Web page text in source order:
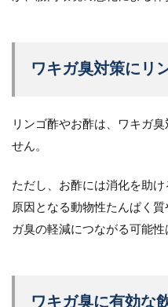
ワキガ臭対策にリ
リンゴ酢やお酢は、ワキガ
せん。
ただし、お酢には消化を助
原因となる動物性たんぱく
ガ臭の軽減につながる可能性
ワキガ臭に有効な